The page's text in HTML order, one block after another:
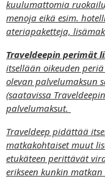
kuulumattomia
menoja eikä esim.
ateriapaketteja,
Traveldeepin perimät
itsellään oikeuden
olevan palvelumaksun
(saatavissa
palvelumaksut.
Traveldeep pidättää
matkakohtaiset muut
etukäteen perittävät
erikseen kunkin